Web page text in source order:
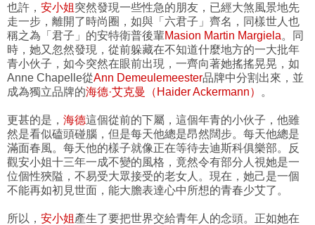
也許， 安小姐突然發現一些性急的朋友，已經大煞風景地先
走一步，離開了時尚圈，如與「六君子」齊名，同樣世人也
稱之為「君子」的安特衛普後輩Masion Martin Margiela。同
時，她又忽然發現，從前躲藏在不知道什麼地方的一大批年
青小伙子，如今突然在眼前出現，一齊向著她搖搖晃晃，如
Anne Chapelle從Ann Demeulemeester品牌中分割出來，並
成為獨立品牌的海德·艾克曼（Haider Ackermann） 。
更甚的是， 海德這個從前的下屬，這個年青的小伙子，他雖
然是看似磕頭碰腦，但是每天他總是昂然闊步。每天他總是
滿面春風。每天他的樣子就像正在等待去迪斯科俱樂部。反
觀安小姐十三年一成不變的風格，竟然令有部分人視她是一
位個性狹隘，不易受大眾接受的老女人。現在，她己是一個
不能再如初見世面，能大膽表達心中所想的青春少艾了。
所以， 安小姐產生了要把世界交給青年人的念頭。正如她在